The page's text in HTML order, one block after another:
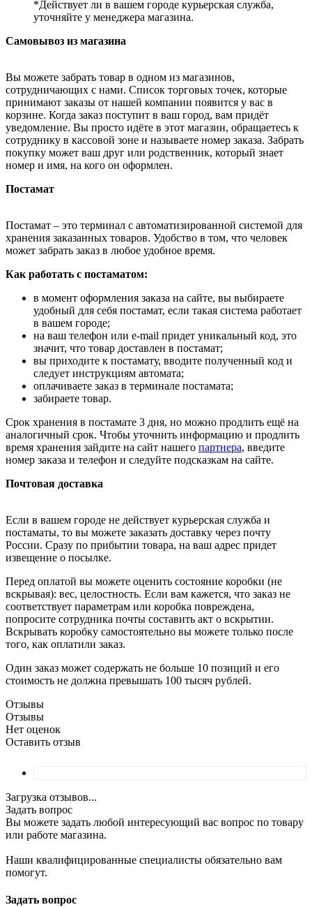
*Действует ли в вашем городе курьерская служба,
уточняйте у менеджера магазина.
Самовывоз из магазина
Вы можете забрать товар в одном из магазинов,
сотрудничающих с нами. Список торговых точек, которые
принимают заказы от нашей компании появится у вас в
корзине. Когда заказ поступит в ваш город, вам придёт
уведомление. Вы просто идёте в этот магазин, обращаетесь к
сотруднику в кассовой зоне и называете номер заказа. Забрать
покупку может ваш друг или родственник, который знает
номер и имя, на кого он оформлен.
Постамат
Постамат – это терминал с автоматизированной системой для
хранения заказанных товаров. Удобство в том, что человек
может забрать заказ в любое удобное время.
Как работать с постаматом:
в момент оформления заказа на сайте, вы выбираете
удобный для себя постамат, если такая система работает
в вашем городе;
на ваш телефон или e-mail придет уникальный код, это
значит, что товар доставлен в постамат;
вы приходите к постамату, вводите полученный код и
следует инструкциям автомата;
оплачиваете заказ в терминале постамата;
забираете товар.
Срок хранения в постамате 3 дня, но можно продлить ещё на
аналогичный срок. Чтобы уточнить информацию и продлить
время хранения зайдите на сайт нашего партнера, введите
номер заказа и телефон и следуйте подсказкам на сайте.
Почтовая доставка
Если в вашем городе не действует курьерская служба и
постаматы, то вы можете заказать доставку через почту
России. Сразу по прибытии товара, на ваш адрес придет
извещение о посылке.
Перед оплатой вы можете оценить состояние коробки (не
вскрывая): вес, целостность. Если вам кажется, что заказ не
соответствует параметрам или коробка повреждена,
попросите сотрудника почты составить акт о вскрытии.
Вскрывать коробку самостоятельно вы можете только после
того, как оплатили заказ.
Один заказ может содержать не больше 10 позиций и его
стоимость не должна превышать 100 тысяч рублей.
Отзывы
Отзывы
Нет оценок
Оставить отзыв
Загрузка отзывов...
Задать вопрос
Вы можете задать любой интересующий вас вопрос по товару
или работе магазина.
Наши квалифицированные специалисты обязательно вам
помогут.
Задать вопрос